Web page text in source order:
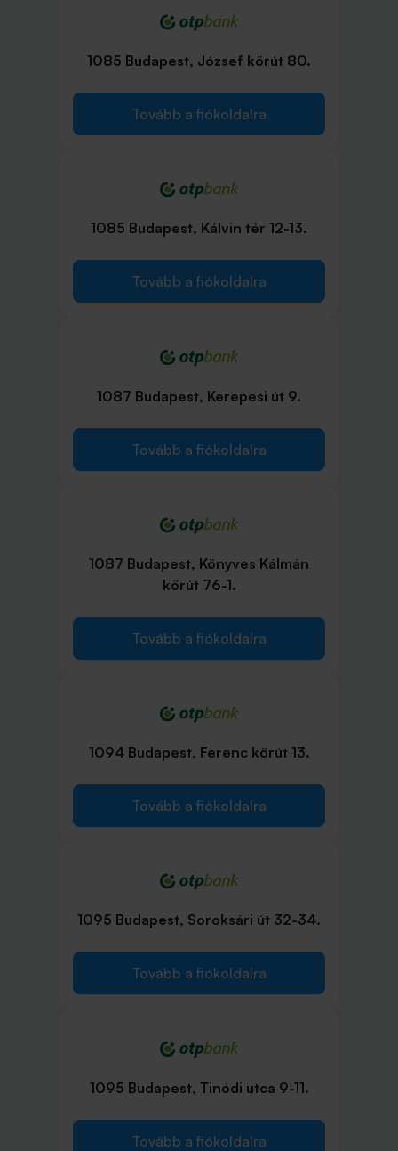
1085 Budapest, József körút 80.
Tovább a fiókoldalra
1085 Budapest, Kálvin tér 12-13.
Tovább a fiókoldalra
1087 Budapest, Kerepesi út 9.
Tovább a fiókoldalra
1087 Budapest, Könyves Kálmán
körút 76-1.
Tovább a fiókoldalra
1094 Budapest, Ferenc körút 13.
Tovább a fiókoldalra
1095 Budapest, Soroksári út 32-34.
Tovább a fiókoldalra
1095 Budapest, Tinódi utca 9-11.
Tovább a fiókoldalra